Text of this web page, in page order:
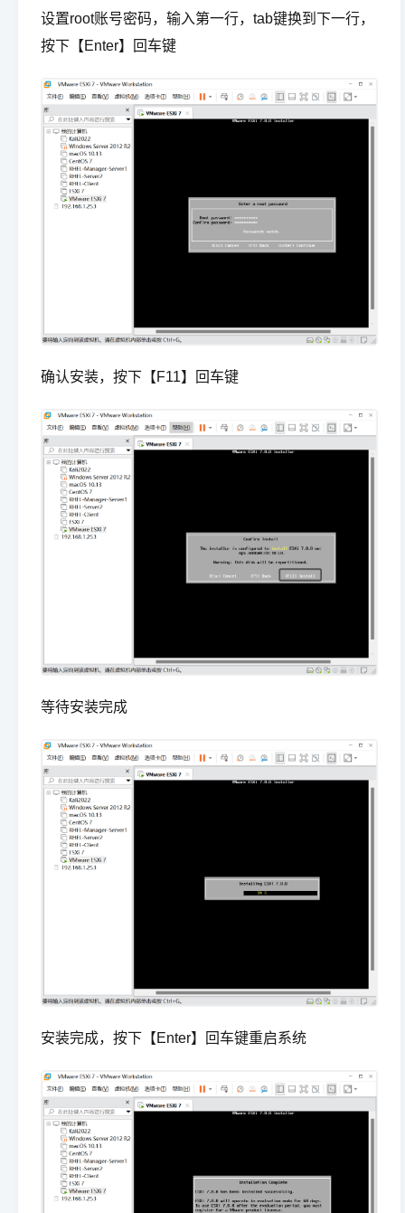
设置root账号密码，输入第一行，tab键换到下一行，
按下【Enter】回车键
确认安装，按下【F11】回车键
等待安装完成
安装完成，按下【Enter】回车键重启系统